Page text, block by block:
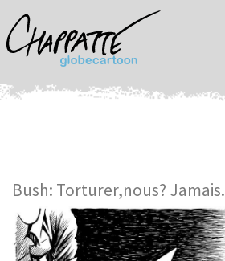
Bush: Torturer,nous? Jamais.